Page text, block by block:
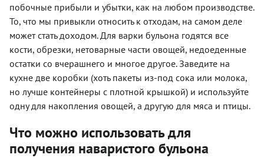
побочные прибыли и убытки, как на любом производстве.
То, что мы привыкли относить к отходам, на самом деле
может стать доходом. Для варки бульона годятся все
кости, обрезки, нетоварные части овощей, недоеденные
остатки со вчерашнего и многое другое. Заведите на
кухне две коробки (хоть пакеты из-под сока или молока,
но лучше контейнеры с плотной крышкой) и используйте
одну для накопления овощей, а другую для мяса и птицы.
Что можно использовать для
получения наваристого бульона